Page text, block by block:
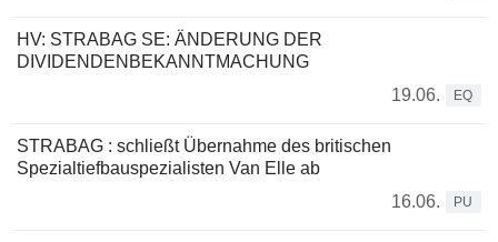
HV: STRABAG SE: ÄNDERUNG DER
DIVIDENDENBEKANNTMACHUNG
19.06.
EQ
STRABAG : schließt Übernahme des britischen
Spezialtiefbauspezialisten Van Elle ab
16.06.
PU